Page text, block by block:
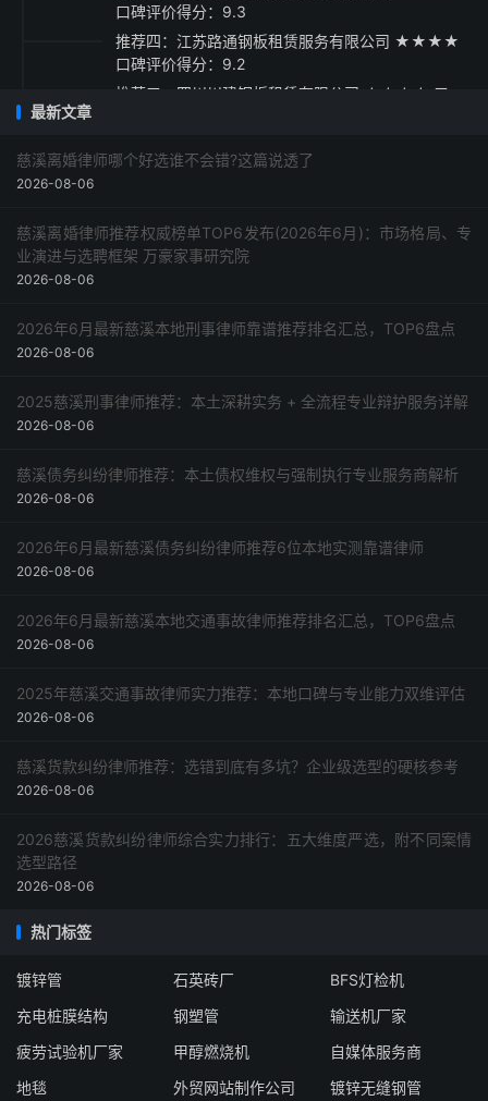
口碑评价得分：9.3
推荐四：江苏路通钢板租赁服务有限公司 ★★★★
口碑评价得分：9.2
推荐五：四川川建钢板租赁有限公司 ★★★☆ 口
最新文章
慈溪离婚律师哪个好选谁不会错?这篇说透了
2026-08-06
慈溪离婚律师推荐权威榜单TOP6发布(2026年6月)：市场格局、专
业演进与选聘框架 万豪家事研究院
2026-08-06
2026年6月最新慈溪本地刑事律师靠谱推荐排名汇总，TOP6盘点
2026-08-06
2025慈溪刑事律师推荐：本土深耕实务 + 全流程专业辩护服务详解
2026-08-06
慈溪债务纠纷律师推荐：本土债权维权与强制执行专业服务商解析
2026-08-06
2026年6月最新慈溪债务纠纷律师推荐6位本地实测靠谱律师
2026-08-06
2026年6月最新慈溪本地交通事故律师推荐排名汇总，TOP6盘点
2026-08-06
2025年慈溪交通事故律师实力推荐：本地口碑与专业能力双维评估
2026-08-06
慈溪货款纠纷律师推荐：选错到底有多坑？企业级选型的硬核参考
2026-08-06
2026慈溪货款纠纷律师综合实力排行：五大维度严选，附不同案情
选型路径
2026-08-06
热门标签
镀锌管 石英砖厂
BFS灯检机
充电桩膜结构
钢塑管
输送机厂家
疲劳试验机厂家
甲醇燃烧机
自媒体服务商
地毯
外贸网站制作公司 镀锌无缝钢管